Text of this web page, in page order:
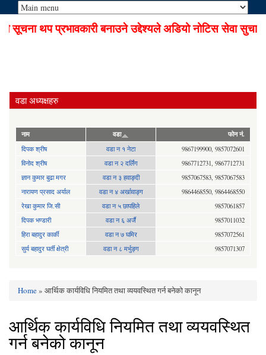
थप प्रभावकारी बनाउने उद्देश्यले अडियो नोटिस सेवा सुचारु
वडा अध्यक्षहरु
नाम वडा फोन नं.
दिपक श्रीष वडा न १ नेटा
9867199900, 9857072601
विनोद श्रीष
वडा न २ दर्लिंग
9867712731, 9867712731
ज्ञान कुमार बुढा मगर
वडा न ३ हवाङ्दी
9857067583, 9857067583
नारायण प्रसाद अर्याल
वडा न‍ ४ अर्खावाङ्ग
9864468550, 9864468550
रेखा कुमार जि.सी
वडा न ५ छापहिले
9857061857
दिपक भण्डारी
वडा न ६ अर्जै
9857011032
हिरा बहादुर कार्की
वडा न ७ घमिर
9857072561
सुर्य बहादुर घर्ती क्षेत्री
वडा न ८ मर्भुङ्ग 9857071307
Home» आर्थिक कार्यविधि नियमित तथा व्ययवस्थित गर्न बनेको कानून
आर्थिक कार्यविधि नियमित तथा व्ययवस्थित
गर्न बनेको कानून